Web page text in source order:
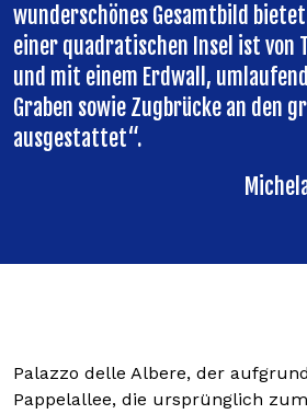
wunderschönes Gesamtbild
einer quadratischen Insel ist von
und mit einem Erdwall,
Graben sowie Zugbrücke an den
ausgestattet“.
Palazzo delle Albere, der
Pappelallee, die ursprünglich